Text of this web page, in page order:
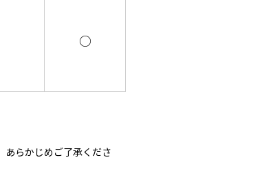
○
あらかじめご了承くださ